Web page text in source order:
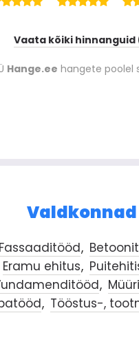
Vaata kõiki hinnanguid
Hange.ee hangete poolel
Valdkonnad
Fassaaditööd
Eramu ehitus
Tööstus-,